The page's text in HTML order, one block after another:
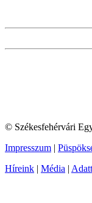
© Székesfehérvári
Impresszum |
Híreink | Média |